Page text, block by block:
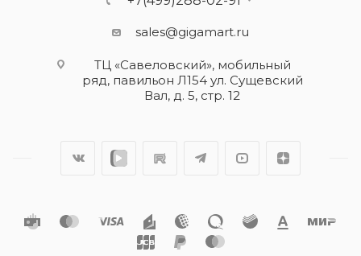
sales@gigamart.ru
ТЦ «Савеловский», мобильный
ряд, павильон Л154 ул. Сущевский
Вал, д. 5, стр. 12